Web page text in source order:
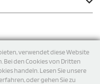
verwendet diese Website
Bei den Cookies von Dritten
handeln. Lesen Sie unsere
oder gehen Sie zu